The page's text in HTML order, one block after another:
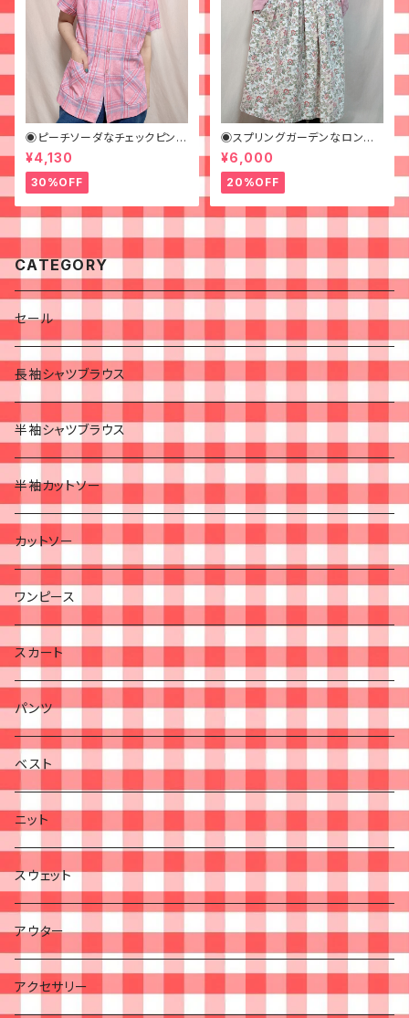
◉ピーチソーダなチェックピンク
シャツ◉古着 半袖シャツ
¥4,130
30%OFF
◉スプリングガーデンなロング
スカート◉ 古着 花柄 クリーム
ピンク 春
¥6,000
20%OFF
CATEGORY
セール
長袖シャツブラウス
半袖シャツブラウス
半袖カットソー
カットソー
ワンピース
スカート
パンツ
ベスト
ニット
スウェット
アウター
アクセサリー